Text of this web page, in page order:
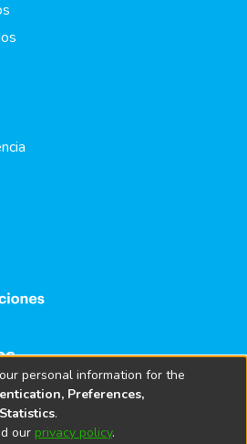
personal information for the
Preferences,
.
our privacy policy.